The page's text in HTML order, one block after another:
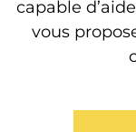
capable
vous